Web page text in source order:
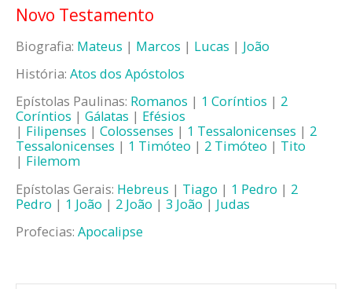
Novo Testamento
Biografia: Mateus | Marcos | Lucas | João
História: Atos dos Apóstolos
Epístolas Paulinas: Romanos | 1 Coríntios | 2
Coríntios | Gálatas | Efésios
| Filipenses | Colossenses | 1 Tessalonicenses | 2
Tessalonicenses | 1 Timóteo | 2 Timóteo | Tito
| Filemom
Epístolas Gerais: Hebreus | Tiago | 1 Pedro | 2
Pedro | 1 João | 2 João | 3 João | Judas
Profecias: Apocalipse